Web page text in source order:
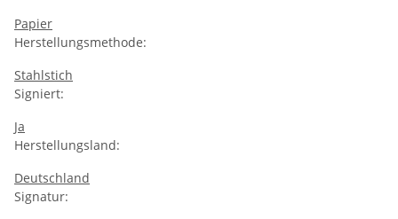
Papier
Herstellungsmethode:
Stahlstich
Signiert:
Ja
Herstellungsland:
Deutschland
Signatur: